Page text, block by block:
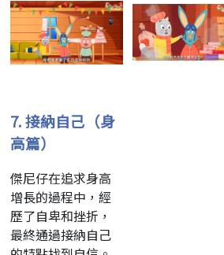
7.接納自己（身
高篇）
傑尼仔在追求身高
增長的過程中，經
歷了自卑和挫折，
最終通過接納自己